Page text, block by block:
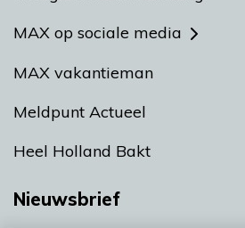
MAX op sociale media
MAX vakantieman
Meldpunt Actueel
Heel Holland Bakt
Nieuwsbrief